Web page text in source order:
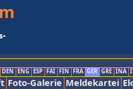
DEN ENG ESP FAI FIN FRA GER GRE INA
Foto-Galerie Meldekartei